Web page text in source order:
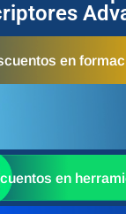
en
en